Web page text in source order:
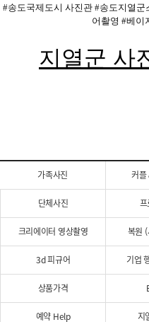
#송도국제도시 사진관 #송도지열
어촬영 #베이
지열군 사
가족사진 커플
단체사진
크리에이터 영상촬영 복원
3d 피규어 기업
상품가격
예약 Help 지